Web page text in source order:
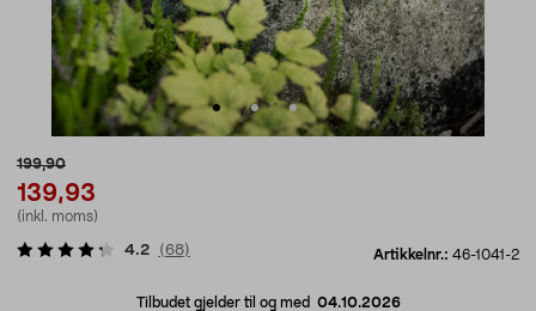
199,90
139,93
(inkl. moms)
Artikkelnr.: 46-1041-2
4.2 (68)
Tilbudet gjelder til og med 04.10.2026